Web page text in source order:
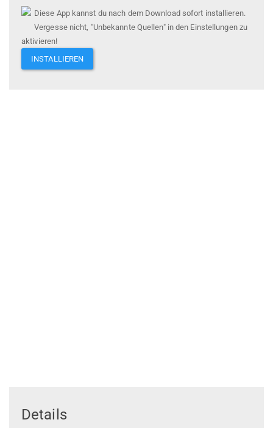
Diese App kannst du nach dem Download sofort installieren.
Vergesse nicht, "Unbekannte Quellen" in den Einstellungen zu
aktivieren!
INSTALLIEREN
Details